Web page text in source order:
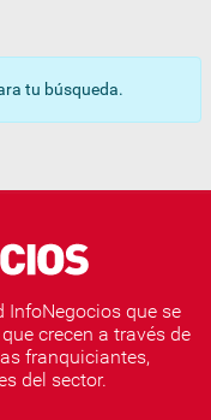
tu búsqueda.
InfoNegocios que se
crecen a través de
franquiciantes,
del sector.